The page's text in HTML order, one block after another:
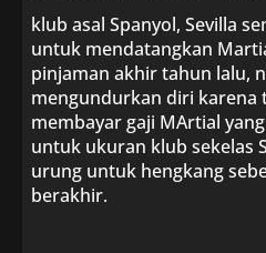
klub asal Spanyol, Sevilla
untuk mendatangkan
pinjaman akhir tahun lalu,
mengundurkan diri karena
membayar gaji MArtial
untuk ukuran klub sekelas
urung untuk hengkang
berakhir.